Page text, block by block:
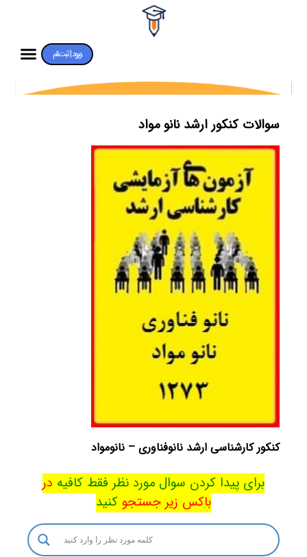
ورود | ثبت‌نام
سوالات کنکور ارشد نانو مواد
کنکور کارشناسی ارشد نانوفناوری – نانومواد
برای پیدا کردن سوال مورد نظر فقط کافیه در
باکس زیر جستجو کنید